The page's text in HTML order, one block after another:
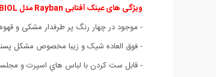
ویژگی های عینک آفتابی Rayban مدل BIOL:
- موجود در چهار رنگ پر طرفدار مشکی و
-فوق العاده شیک و زیبا مخصوص مشکل
- قابل ست كردن با لباس هاي اسپرت و